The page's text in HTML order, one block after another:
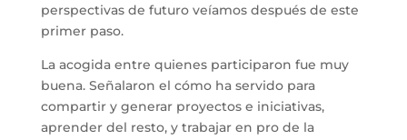
perspectivas de futuro veíamos después de este
primer paso.
La acogida entre quienes participaron fue muy
buena. Señalaron el cómo ha servido para
compartir y generar proyectos e iniciativas,
aprender del resto, y trabajar en pro de la